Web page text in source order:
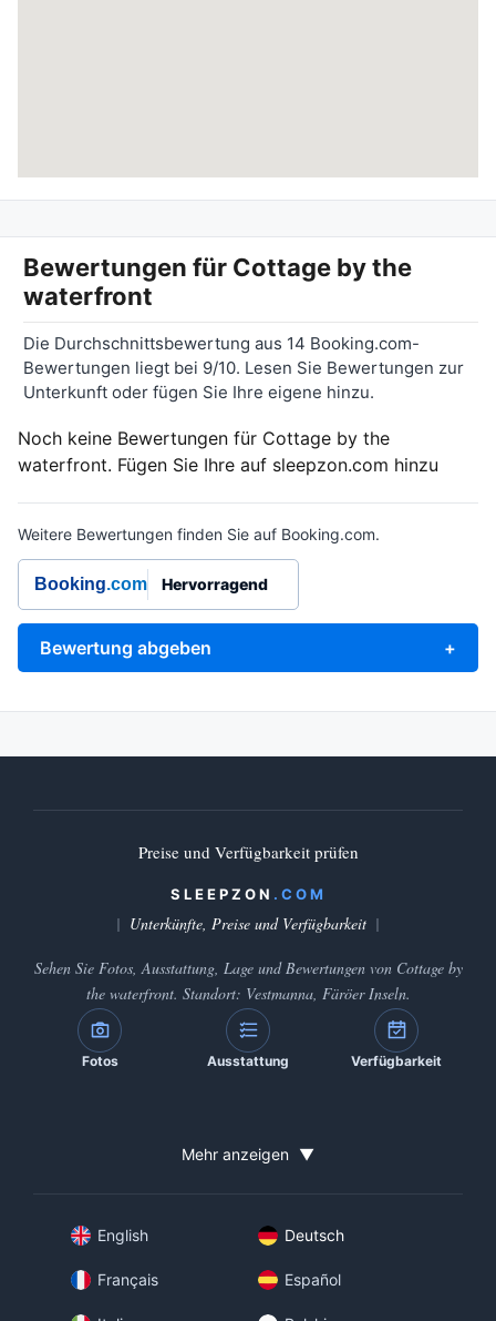
Bewertungen für Cottage by the
waterfront
Die Durchschnittsbewertung aus 14 Booking.com-
Bewertungen liegt bei 9/10. Lesen Sie Bewertungen zur
Unterkunft oder fügen Sie Ihre eigene hinzu.
Noch keine Bewertungen für Cottage by the
waterfront. Fügen Sie Ihre auf sleepzon.com hinzu
Weitere Bewertungen finden Sie auf Booking.com.
Booking.com Hervorragend
Bewertung abgeben +
Preise und Verfügbarkeit prüfen
SLEEPZON .COM
Unterkünfte, Preise und Verfügbarkeit
Sehen Sie Fotos, Ausstattung, Lage und Bewertungen von Cottage by
the waterfront. Standort: Vestmanna, Färöer Inseln.
Fotos Ausstattung Verfügbarkeit
Mehr anzeigen ▼
English Deutsch
Français Español